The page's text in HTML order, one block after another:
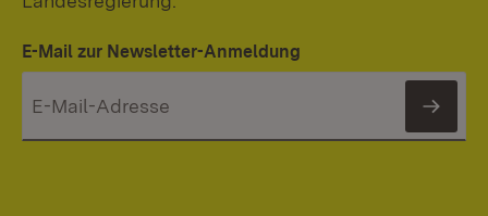
E-Mail zur Newsletter-Anmeldung